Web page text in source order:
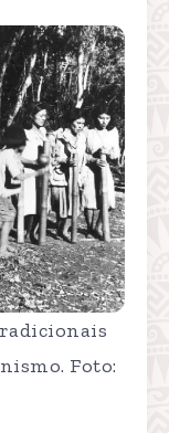
Foto: